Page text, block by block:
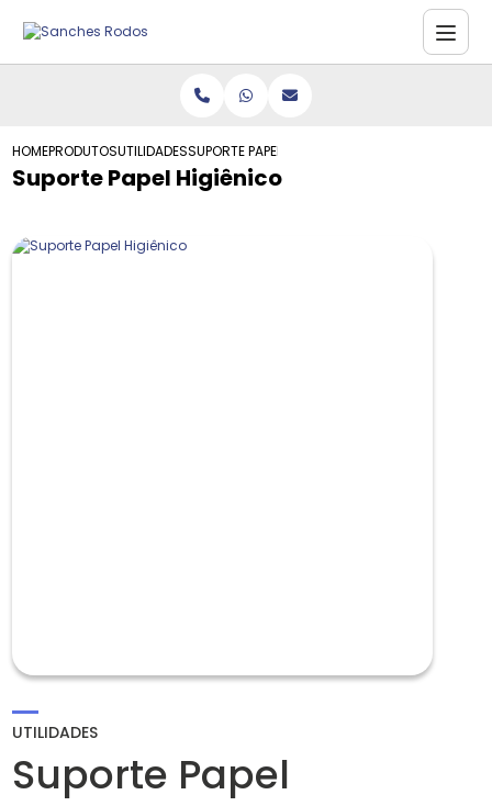
HOMEPRODUTOSUTILIDADESSUPORTE PAPEL HIGIÊNICO
Suporte Papel Higiênico
UTILIDADES
Suporte Papel